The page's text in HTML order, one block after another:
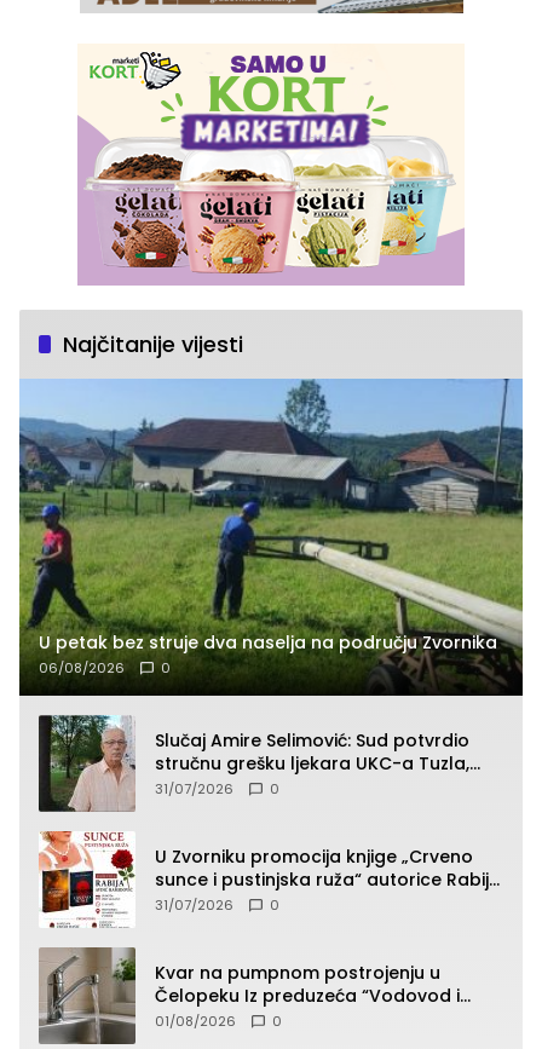
Najčitanije vijesti
U petak bez struje dva naselja na području Zvornika
06/08/2026 0
Slučaj Amire Selimović: Sud potvrdio
stručnu grešku ljekara UKC-a Tuzla,
presudan dokaz ostala obdukcija
31/07/2026 0
U Zvorniku promocija knjige „Crveno
sunce i pustinjska ruža“ autorice Rabije
Avdić-Hamidović
31/07/2026 0
Kvar na pumpnom postrojenju u
Čelopeku Iz preduzeća “Vodovod i
komunalije”
01/08/2026 0